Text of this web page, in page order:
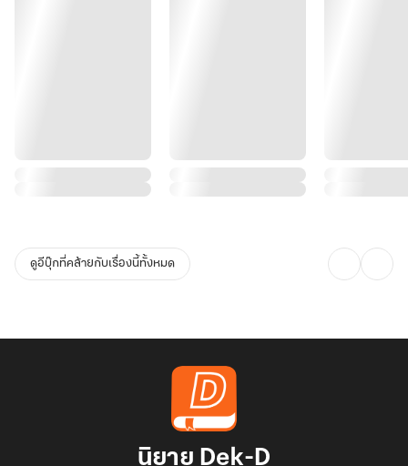
ดูอีบุ๊กที่คล้ายกับเรื่องนี้ทั้งหมด
นิยาย Dek-D